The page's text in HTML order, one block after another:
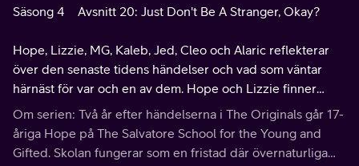
Säsong 4 Avsnitt 20: Just Don't Be A Stranger, Okay?
Hope, Lizzie, MG, Kaleb, Jed, Cleo och Alaric reflekterar
över den senaste tidens händelser och vad som väntar
härnäst för var och en av dem. Hope och Lizzie finner
båda tröst på oväntat men välkommet håll.
Om serien: Två år efter händelserna i The Originals går 17-
åriga Hope på The Salvatore School for the Young and
Gifted. Skolan fungerar som en fristad där övernaturliga